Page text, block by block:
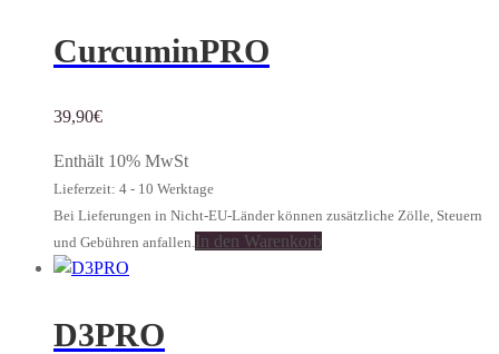
CurcuminPRO
39,90€
Enthält 10% MwSt
Lieferzeit: 4 - 10 Werktage
Bei Lieferungen in Nicht-EU-Länder können zusätzliche Zölle, Steuern
und Gebühren anfallen. In den Warenkorb
D3PRO